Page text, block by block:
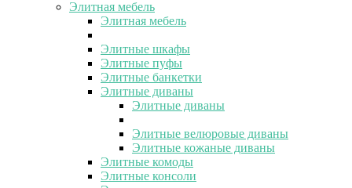
Элитная мебель
Элитная мебель
Элитные шкафы
Элитные пуфы
Элитные банкетки
Элитные диваны
Элитные диваны
Элитные велюровые диваны
Элитные кожаные диваны
Элитные комоды
Элитные консоли